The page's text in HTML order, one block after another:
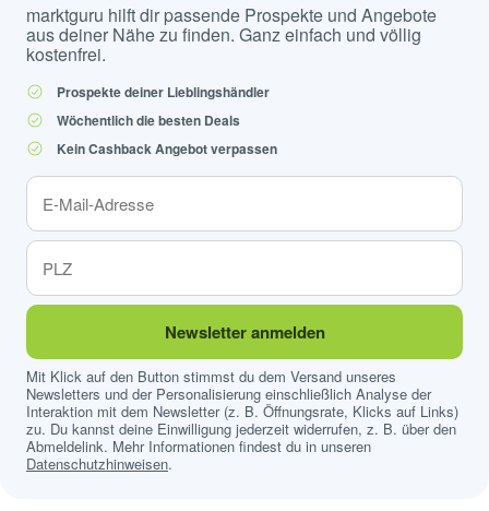
marktguru hilft dir passende Prospekte und Angebote
aus deiner Nähe zu finden. Ganz einfach und völlig
kostenfrei.
Prospekte deiner Lieblingshändler
Wöchentlich die besten Deals
Kein Cashback Angebot verpassen
Newsletter anmelden
Mit Klick auf den Button stimmst du dem Versand unseres
Newsletters und der Personalisierung einschließlich Analyse der
Interaktion mit dem Newsletter (z. B. Öffnungsrate, Klicks auf Links)
zu. Du kannst deine Einwilligung jederzeit widerrufen, z. B. über den
Abmeldelink. Mehr Informationen findest du in unseren
Datenschutzhinweisen.